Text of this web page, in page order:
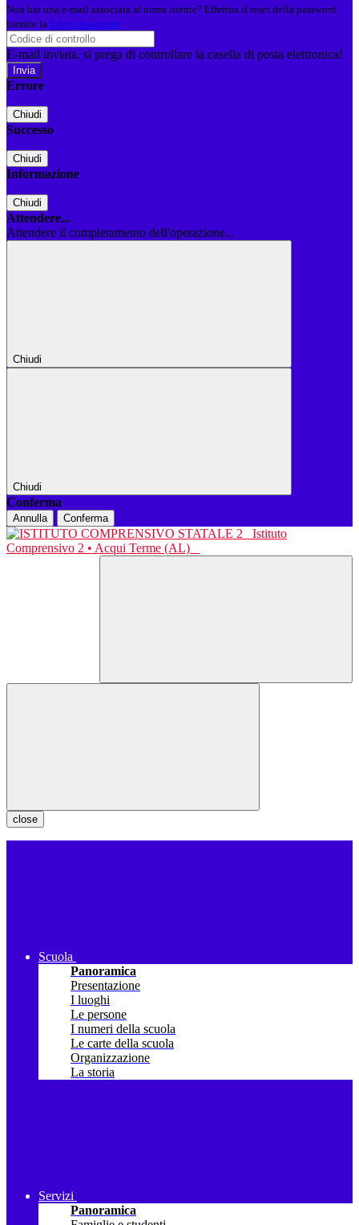
Non hai una e-mail associata al nome utente? Effettua il reset della password
tramite la Login Spaggiari
E-mail inviata, si prega di controllare la casella di posta elettronica!
Errore
Chiudi
Successo
Chiudi
Informazione
Chiudi
Attendere...
Attendere il completamento dell'operazione...
Chiudi
Chiudi
Conferma
Annulla Conferma
Istituto
Comprensivo 2 • Acqui Terme (AL)
close
Scuola
Panoramica
Presentazione
I luoghi
Le persone
I numeri della scuola
Le carte della scuola
Organizzazione
La storia
Servizi
Panoramica